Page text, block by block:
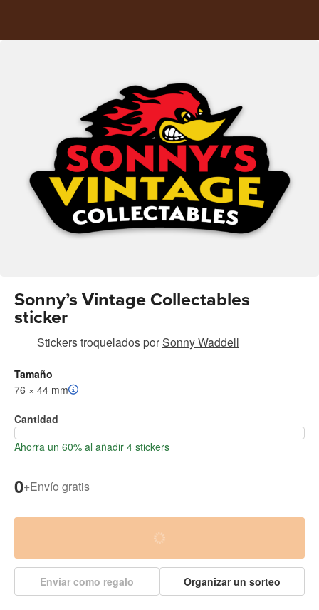
Sonny’s Vintage Collectables
sticker
Stickers troqueladosporSonny Waddell
Tamaño
76 × 44 mm
Cantidad
Ahorra un 60% al añadir 4 stickers
0+Envío gratis
Enviar como regalo Organizar un sorteo